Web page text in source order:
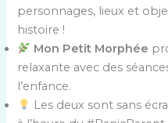
personnages, lieux et
histoire !
Mon Petit Morphée
relaxante avec des
l’enfance.
Les deux sont sans